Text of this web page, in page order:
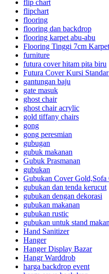
flip chart
flipchart
flooring
flooring dan backdrop
flooring karpet abu-abu
Flooring Tinggi 7cm
furniture
futura cover hitam pita biru
Futura Cover Kursi
gantungan baju
gate masuk
ghost chair
ghost chair acrylic
gold tiffany chairs
gong
gong peresmian
gubugan
gubuk makanan
Gubuk Prasmanan
gubukan
Gubukan Cover
gubukan dan tenda kerucut
gubukan dengan dekorasi
gubukan makanan
gubukan rustic
gubukan untuk stand
Hand Sanitizer
Hanger
Hanger Display Bazar
Hangr Warddrob
harga backdrop event